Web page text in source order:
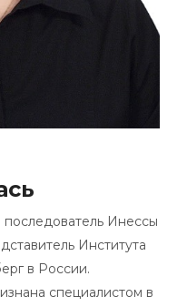
Инессы
Института
в России.
специалистом в